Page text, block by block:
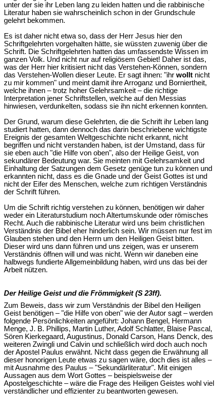
unter der sie ihr Leben lang zu leiden hatten und die rabbinische
Literatur haben sie wahrscheinlich schon in der Grundschule
gelehrt bekommen.
Es ist daher nicht etwa so, dass der Herr Jesus hier den
Schriftgelehrten vorgehalten hätte, sie wüssten zuwenig über die
Schrift. Die Schriftgelehrten hatten das umfassendste Wissen im
ganzen Volk. Und nicht nur auf religiösem Gebiet! Daher ist das,
was der Herr hier kritisiert nicht das Verstehen-Können, sondern
das Verstehen-Wollen dieser Leute. Er sagt ihnen: "ihr wollt nicht
zu mir kommen" und meint damit ihre Arroganz und Borniertheit,
welche ihnen – trotz hoher Gelehrsamkeit – die richtige
Interpretation jener Schriftstellen, welche auf den Messias
hinwiesen, verdunkelten, sodass sie ihn nicht erkennen konnten.
Der Grund, warum diese Gelehrten, die die Schrift ihr Leben lang
studiert hatten, dann dennoch das darin beschriebene wichtigste
Ereignis der gesamten Weltgeschichte nicht erkannt, nicht
begriffen und nicht verstanden haben, ist der Umstand, dass für
sie eben auch "die Hilfe von oben", also der Heilige Geist, von
sekundärer Bedeutung war. Sie meinten mit Gelehrsamkeit und
Einhaltung der Satzungen dem Gesetz genüge tun zu können und
erkannten nicht, dass es die Gnade und der Geist Gottes ist und
nicht der Eifer des Menschen, welche zum richtigen Verständnis
der Schrift führen.
Um die Schrift richtig verstehen zu können, benötigen wir daher
weder ein Literaturstudium noch Altertumskunde oder römisches
Recht. Auch die rabbinische Literatur wird uns beim christlichen
Verständnis der Bibel eher hinderlich sein. Wir müssen nur fest im
Glauben stehen und den Herrn um den Heiligen Geist bitten.
Dieser wird uns dann führen und uns zeigen, was er unserem
Verständnis öffnen will und was nicht. Wenn wir daneben eine
halbwegs fundierte Allgemeinbildung haben, wird uns das bei der
Arbeit nützen.
Der Heilige Geist und die Frömmigkeit (S 23ff).
Zum Beweis, dass wir zum Verständnis der Bibel den Heiligen
Geist benötigen – "die Hilfe von oben" wie der Autor sagt – werden
folgende Persönlichkeiten angeführt: Johann Bengel, Hermann
Menge, J. B. Phillips, Martin Luther, Adolf Schlatter, Blaise Pascal,
Sören Kierkegaard, Augustinus, Donald Carson, Hans Denck, des
weiteren Zwingli und Calvin und schließlich wird doch auch noch
der Apostel Paulus erwähnt. Nicht dass gegen die Erwähnung all
dieser honorigen Leute etwas zu sagen wäre, doch dies ist alles –
mit Ausnahme des Paulus – "Sekundärliteratur". Mit einigen
Aussagen aus dem Wort Gottes – beispielsweise der
Apostelgeschichte – wäre die Frage des Heiligen Geistes wohl viel
verständlicher und effizienter zu beantworten gewesen.